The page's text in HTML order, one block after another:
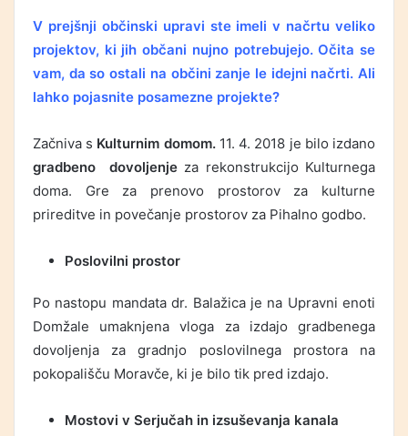
V prejšnji občinski upravi ste imeli v načrtu veliko
projektov, ki jih občani nujno potrebujejo. Očita se
vam, da so ostali na občini zanje le idejni načrti. Ali
lahko pojasnite posamezne projekte?
Začniva s Kulturnim domom. 11. 4. 2018 je bilo izdano
gradbeno dovoljenjeza rekonstrukcijo Kulturnega
doma. Gre za prenovo prostorov za kulturne
prireditve in povečanje prostorov za Pihalno godbo.
Poslovilni prostor
Po nastopu mandata dr. Balažica je na Upravni enoti
Domžale umaknjena vloga za izdajo gradbenega
dovoljenja za gradnjo poslovilnega prostora na
pokopališču Moravče, ki je bilo tik pred izdajo.
Mostovi v Serjučah in izsuševanja kanala